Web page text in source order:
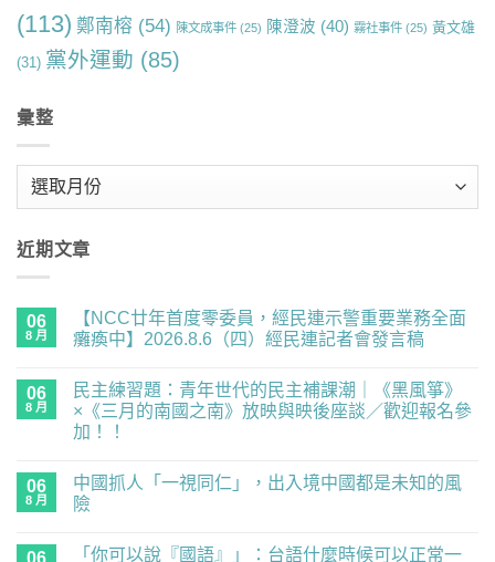
(113) 鄭南榕 (54) 陳文成事件 (25) 陳澄波 (40) 霧社事件 (25) 黃文雄
(31) 黨外運動 (85)
彙整
近期文章
06
8 月
【NCC廿年首度零委員，經民連示警重要業務全面
癱瘓中】2026.8.6（四）經民連記者會發言稿
廿
首
度
員，
經
民
留
言
06
8 月
民主練習題：青年世代的民主補課潮｜《黑風箏》
×《三月的南國之南》放映與映後座談／歡迎報名參
加！！
主
練
習
留
言
06
8 月
中國抓人「一視同仁」，出入境中國都是未知的風
險
06 「你可以說『國語』」：台語什麼時候可以正常一